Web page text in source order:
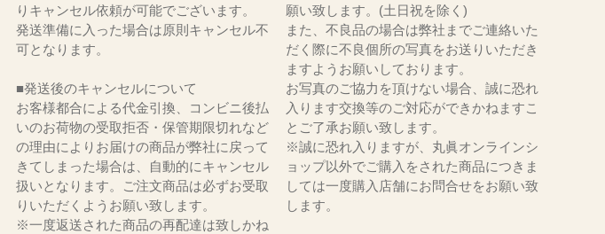
りキャンセル依頼が可能でございます。
発送準備に入った場合は原則キャンセル不
可となります。
■発送後のキャンセルについて
お客様都合による代金引換、コンビニ後払
いのお荷物の受取拒否・保管期限切れなど
の理由によりお届けの商品が弊社に戻って
きてしまった場合は、自動的にキャンセル
扱いとなります。ご注文商品は必ずお受取
りいただくようお願い致します。
※一度返送された商品の再配達は致しかね
願い致します。(土日祝を除く)
また、不良品の場合は弊社までご連絡いた
だく際に不良個所の写真をお送りいただき
ますようお願いしております。
お写真のご協力を頂けない場合、誠に恐れ
入ります交換等のご対応ができかねますこ
とご了承お願い致します。
※誠に恐れ入りますが、丸眞オンラインシ
ョップ以外でご購入をされた商品につきま
しては一度購入店舗にお問合せをお願い致
します。